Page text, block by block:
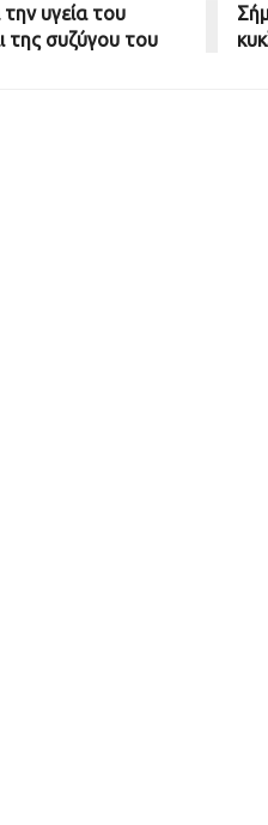
υγεία του
συζύγου του